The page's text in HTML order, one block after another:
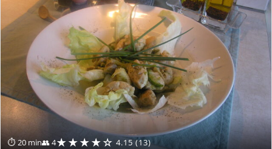
⏱ 20 min👥 4★★★★☆ 4.15 (13)